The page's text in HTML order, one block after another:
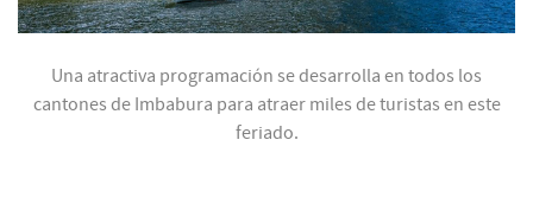
Una atractiva programación se desarrolla en todos los
cantones de Imbabura para atraer miles de turistas en este
feriado.